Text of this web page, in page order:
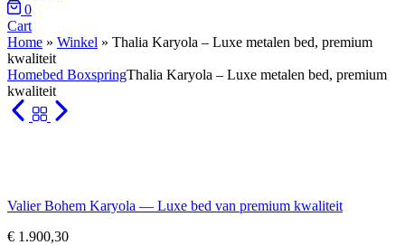
0
Cart
Home » Winkel » Thalia Karyola – Luxe metalen bed, premium
kwaliteit
Homebed BoxspringThalia Karyola – Luxe metalen bed, premium
kwaliteit
Valier Bohem Karyola — Luxe bed van premium kwaliteit
€ 1.900,30